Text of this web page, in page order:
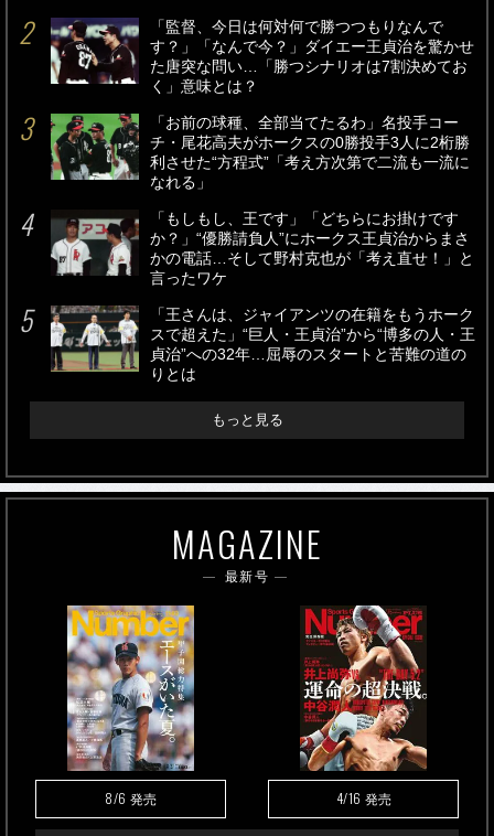
「監督、今日は何対何で勝つつもりなんで
す？」「なんで今？」ダイエー王貞治を驚かせ
た唐突な問い…「勝つシナリオは7割決めてお
く」意味とは？
「お前の球種、全部当てたるわ」名投手コー
チ・尾花高夫がホークスの0勝投手3人に2桁勝
利させた“方程式”「考え方次第で二流も一流に
なれる」
「もしもし、王です」「どちらにお掛けです
か？」“優勝請負人”にホークス王貞治からまさ
かの電話…そして野村克也が「考え直せ！」と
言ったワケ
「王さんは、ジャイアンツの在籍をもうホーク
スで超えた」“巨人・王貞治”から“博多の人・王
貞治”への32年…屈辱のスタートと苦難の道の
りとは
もっと見る
MAGAZINE
最新号
8/6 発売 4/16 発売